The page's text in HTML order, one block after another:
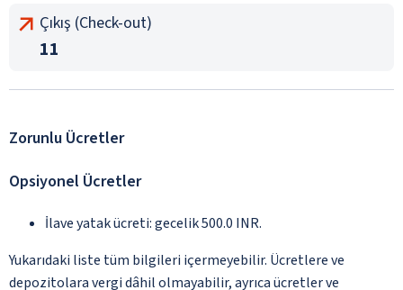
Çıkış (Check-out)
11
Zorunlu Ücretler
Opsiyonel Ücretler
İlave yatak ücreti: gecelik 500.0 INR.
Yukarıdaki liste tüm bilgileri içermeyebilir. Ücretlere ve
depozitolara vergi dâhil olmayabilir, ayrıca ücretler ve